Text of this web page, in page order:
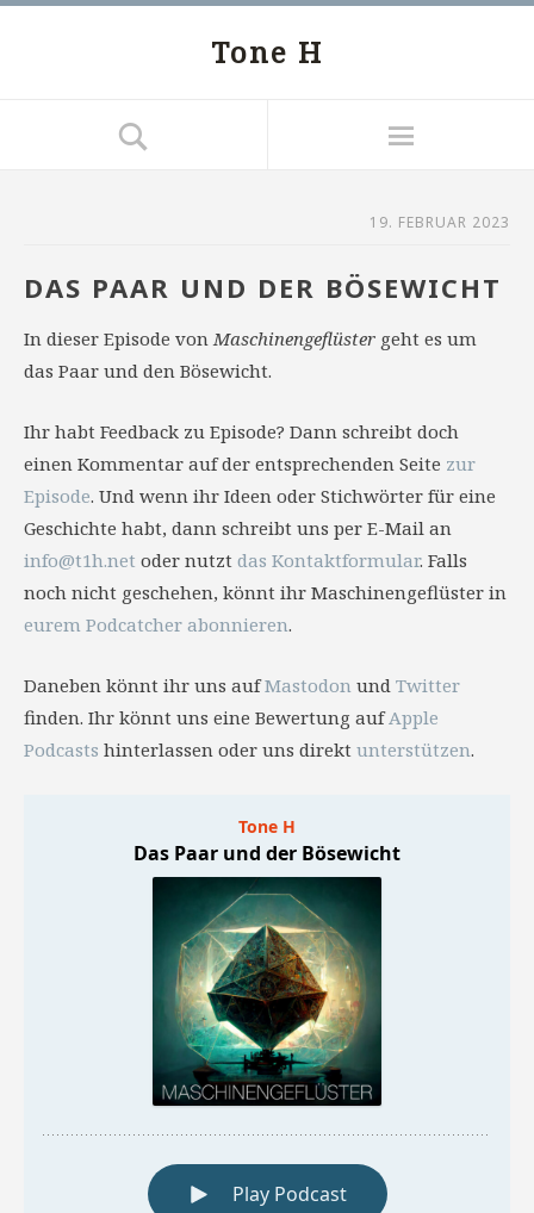
Tone H
19. FEBRUAR 2023
DAS PAAR UND DER BÖSEWICHT
In dieser Episode vonMaschinengeflüster geht es um
das Paar und den Bösewicht.
Ihr habt Feedback zu Episode? Dann schreibt doch
einen Kommentar auf der entsprechenden Seite zur
Episode. Und wenn ihr Ideen oder Stichwörter für eine
Geschichte habt, dann schreibt uns per E-Mail an
info@t1h.net oder nutzt das Kontaktformular. Falls
noch nicht geschehen, könnt ihr Maschinengeflüster in
eurem Podcatcher abonnieren.
Daneben könnt ihr uns aufMastodon und Twitter
finden. Ihr könnt uns eine Bewertung aufApple
Podcasts hinterlassen oder uns direkt unterstützen.